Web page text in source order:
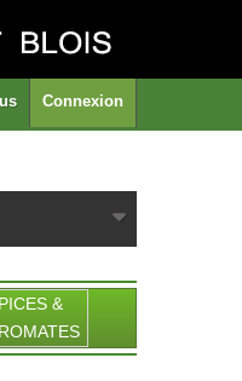
Connexion
&